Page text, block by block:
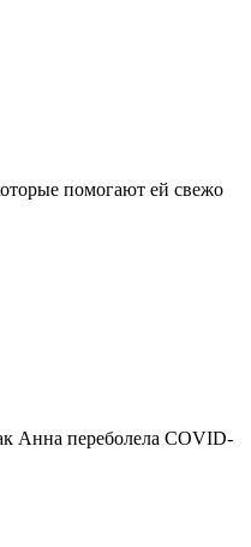
помогают ей свежо
Анна переболела COVID-